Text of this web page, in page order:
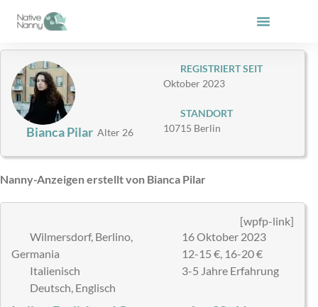
Inhalt
Bianca PilarAlter 26
REGISTRIERT SEIT
Oktober 2023
STANDORT
10715 Berlin
Nanny-Anzeigen erstellt von Bianca Pilar
[wpfp-link]
Wilmersdorf, Berlino,
Germania
Italienisch
Deutsch, Englisch
16 Oktober 2023
12-15 €, 16-20 €
3-5 Jahre Erfahrung